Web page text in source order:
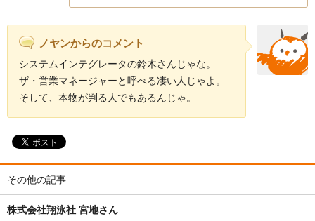
ノヤンからのコメント
システムインテグレータの鈴木さんじゃな。
ザ・営業マネージャーと呼べる凄い人じゃよ。
そして、本物が判る人でもあるんじゃ。
その他の記事
株式会社翔泳社 宮地さん